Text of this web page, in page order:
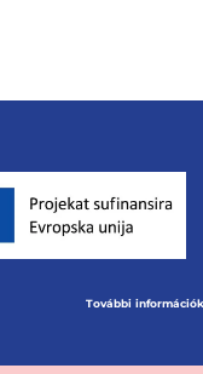
További